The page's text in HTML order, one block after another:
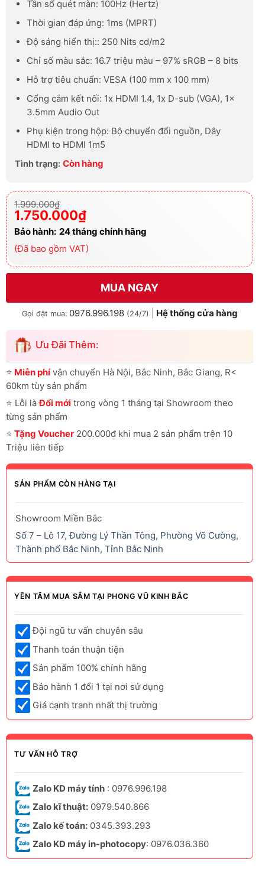
Tần số quét màn: 100Hz (Hertz)
Thời gian đáp ứng: 1ms (MPRT)
Độ sáng hiển thị:: 250 Nits cd/m2
Chỉ số màu sắc: 16.7 triệu màu – 97% sRGB – 8 bits
Hỗ trợ tiêu chuẩn: VESA (100 mm x 100 mm)
Cổng cắm kết nối: 1x HDMI 1.4, 1x D-sub (VGA), 1x
3.5mm Audio Out
Phụ kiện trong hộp: Bộ chuyển đổi nguồn, Dây
HDMI to HDMI 1m5
Tình trạng: Còn hàng
1.999.000₫
Giá
gốc
là:
1.999.000₫.
1.750.000₫
Giá
hiện
tại
là:
1.750.000₫.
Bảo hành: 24 tháng chính hãng
(Đã bao gồm VAT)
MUA NGAY
Gọi đặt mua: 0976.996.198 (24/7) Hệ thống cửa hàng
Ưu Đãi Thêm:
⭐ Miễn phívận chuyển Hà Nội, Bắc Ninh, Bắc Giang, R<
60km tùy sản phẩm
⭐ Lỗi làĐổi mới trong vòng 1 tháng tại Showroom theo
từng sản phẩm
⭐ Tặng Voucher 200.000đ khi mua 2 sản phẩm trên 10
Triệu liên tiếp
SẢN PHẨM CÒN HÀNG TẠI
Showroom Miền Bắc
Số 7 – Lô 17, Đường Lý Thần Tông, Phường Võ Cường,
Thành phố Bắc Ninh, Tỉnh Bắc Ninh
YÊN TÂM MUA SẮM TẠI PHONG VŨ KINH BẮC
Đội ngũ tư vấn chuyên sâu
Thanh toán thuận tiện
Sản phẩm 100% chính hãng
Bảo hành 1 đổi 1 tại nơi sử dụng
Giá cạnh tranh nhất thị trường
TƯ VẤN HỖ TRỢ
Zalo KD máy tính : 0976.996.198
Zalo kĩ thuật: 0979.540.866
Zalo kế toán: 0345.393.293
Zalo KD máy in-photocopy: 0976.036.360